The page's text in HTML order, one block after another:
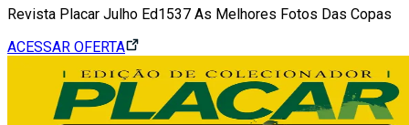
Revista Placar Julho Ed1537 As Melhores Fotos Das Copas
ACESSAR OFERTA